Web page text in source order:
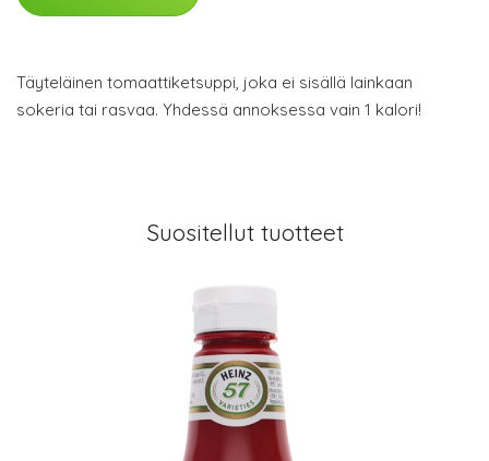
Täyteläinen tomaattiketsuppi, joka ei sisällä lainkaan
sokeria tai rasvaa. Yhdessä annoksessa vain 1 kalori!
Suositellut tuotteet